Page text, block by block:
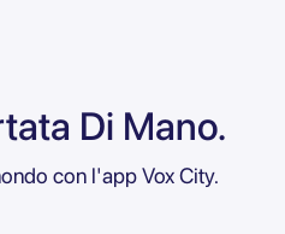
Di Mano.
con l'app Vox City.